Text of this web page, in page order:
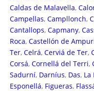
Caldas de Malavella,
Campellas, Campllonch,
Cantallops, Capmany,
Roca, Castellón de
Ter, Celrá, Cerviá de Ter,
Corsá, Cornellá del Terri,
Sadurní, Darníus, Das, La
Esponellá, Figueras,